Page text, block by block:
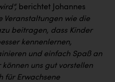
berichtet Johannes
Veranstaltungen wie die
beitragen, dass Kinder
kennenlernen,
und einfach Spaß an
uns gut vorstellen
für Erwachsene